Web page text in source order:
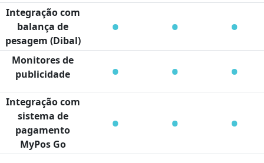
Integração com
balança de
pesagem (Dibal)
• • •
Monitores de
publicidade
• • •
Integração com
sistema de
pagamento
MyPos Go
• • •